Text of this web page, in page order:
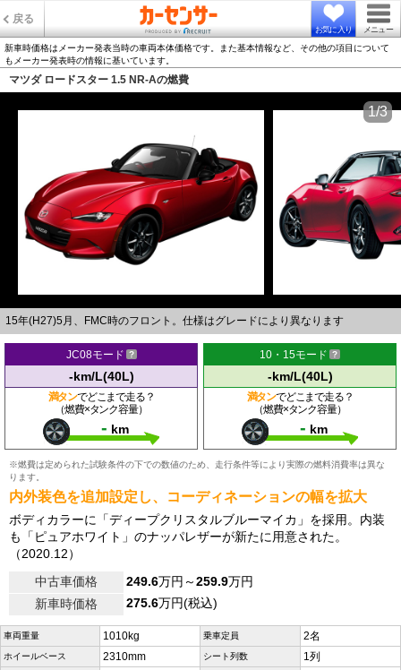
戻る
お気に入り メニュー
新車時価格はメーカー発表当時の車両本体価格です。また基本情報など、その他の項目について
もメーカー発表時の情報に基いています。
マツダ ロードスター 1.5 NR-Aの燃費
15年(H27)5月、FMC時のフロント。仕様はグレードにより異なります
1/3
JC08モード
-km/L(40L)
満タンでどこまで走る？
（燃費×タンク容量）
- km
10・15モード
-km/L(40L)
満タンでどこまで走る？
（燃費×タンク容量）
- km
※燃費は定められた試験条件の下での数値のため、走行条件等により実際の燃料消費率は異な
ります。
内外装色を追加設定し、コーディネーションの幅を拡大
ボディカラーに「ディープクリスタルブルーマイカ」を採用。内装
も「ピュアホワイト」のナッパレザーが新たに用意された。
（2020.12）
中古車価格
249.6万円～259.9万円
新車時価格
275.6万円(税込)
車両重量 1010kg 乗車定員 2名
ホイールベース 2310mm シート列数 1列